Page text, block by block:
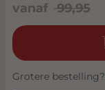
vanaf 99,95
Grotere bestelling?